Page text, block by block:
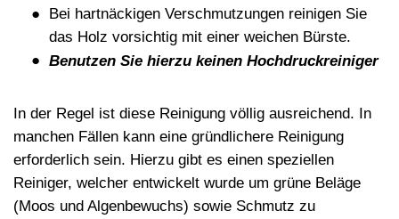
Bei hartnäckigen Verschmutzungen reinigen Sie
das Holz vorsichtig mit einer weichen Bürste.
Benutzen Sie hierzu keinen Hochdruckreiniger
In der Regel ist diese Reinigung völlig ausreichend. In
manchen Fällen kann eine gründlichere Reinigung
erforderlich sein. Hierzu gibt es einen speziellen
Reiniger, welcher entwickelt wurde um grüne Beläge
(Moos und Algenbewuchs) sowie Schmutz zu